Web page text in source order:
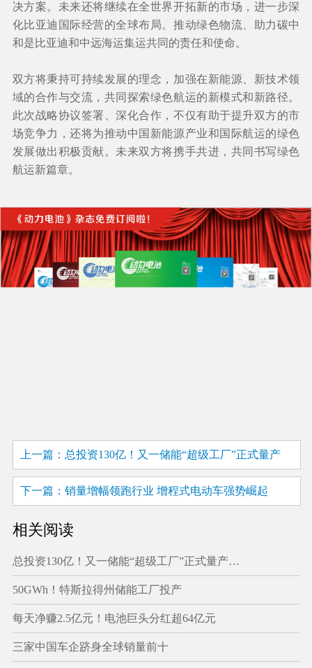
决方案。未来还将继续在全世界开拓新的市场，进一步深
化比亚迪国际经营的全球布局。推动绿色物流、助力碳中
和是比亚迪和中远海运集运共同的责任和使命。
双方将秉持可持续发展的理念，加强在新能源、新技术领
域的合作与交流，共同探索绿色航运的新模式和新路径。
此次战略协议签署、深化合作，不仅有助于提升双方的市
场竞争力，还将为推动中国新能源产业和国际航运的绿色
发展做出积极贡献。未来双方将携手共进，共同书写绿色
航运新篇章。
上一篇：总投资130亿！又一储能“超级工厂”正式量产
下一篇：销量增幅领跑行业 增程式电动车强势崛起
相关阅读
总投资130亿！又一储能“超级工厂”正式量产…
50GWh！特斯拉得州储能工厂投产
每天净赚2.5亿元！电池巨头分红超64亿元
三家中国车企跻身全球销量前十